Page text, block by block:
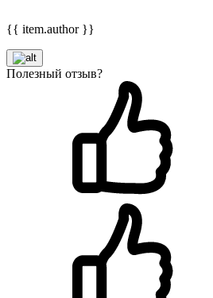
{{ item.author }}
Полезный отзыв?